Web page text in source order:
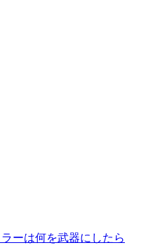
ーは何を武器にしたら